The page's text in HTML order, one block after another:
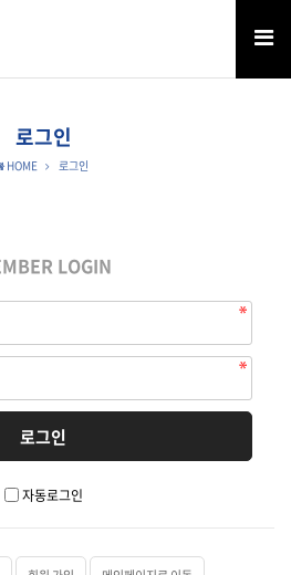
로그인
HOME 로그인
LOGIN
자동로그인